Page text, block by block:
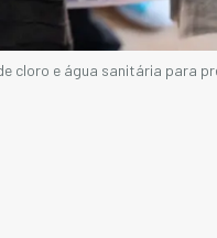
cloro e água sanitária para